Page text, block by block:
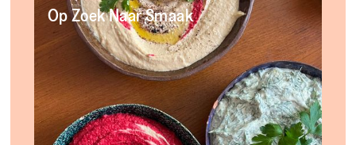
Op Zoek Naar Smaak